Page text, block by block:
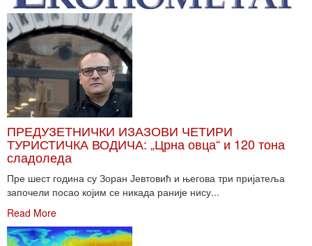
ПРЕДУЗЕТНИЧКИ ИЗАЗОВИ ЧЕТИРИ
ТУРИСТИЧКА ВОДИЧА: „Црна овца“ и 120 тона
сладоледа
Пре шест година су Зоран Јевтовић и његова три пријатеља
започели посао којим се никада раније нису...
Read More